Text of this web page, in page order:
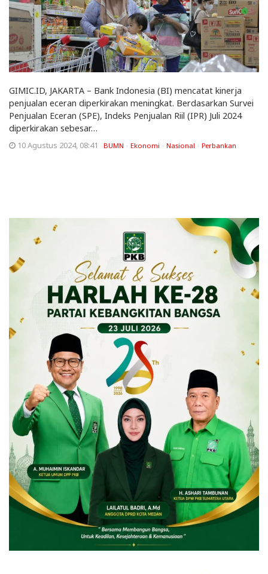
GIMIC.ID, JAKARTA – Bank Indonesia (BI) mencatat kinerja
penjualan eceran diperkirakan meningkat. Berdasarkan Survei
Penjualan Eceran (SPE), Indeks Penjualan Riil (IPR) Juli 2024
diperkirakan sebesar…
10 Agustus 2024, 08:41 BUMN Ekonomi Nasional Perbankan